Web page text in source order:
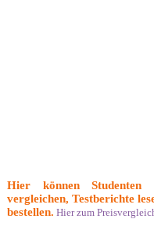
Hier können Studenten
vergleichen, Testberichte
bestellen. Hier zum